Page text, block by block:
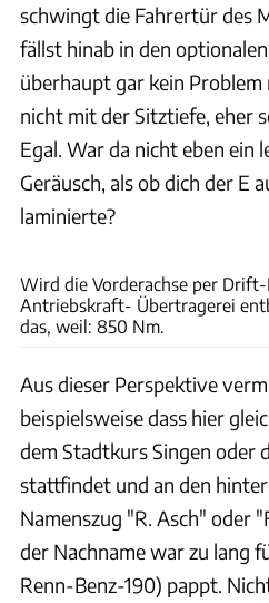
schwingt die Fahrertür des
fällst hinab in den
überhaupt gar kein
nicht mit der Sitztiefe, eher
Egal. War da nicht eben ein
Geräusch, als ob dich der E
laminierte?
Wird die Vorderachse per
Antriebskraft- Übertragerei
das, weil: 850 Nm.
Aus dieser Perspektive
beispielsweise dass hier
dem Stadtkurs Singen oder
stattfindet und an den
Namenszug "R. Asch" oder
der Nachname war zu lang
Renn-Benz-190) pappt.